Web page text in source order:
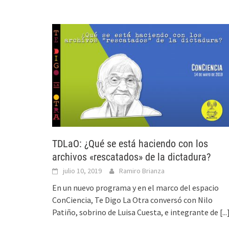
TDLaO: ¿Qué se está haciendo con los
archivos «rescatados» de la dictadura?
julio 10, 2019 Ramiro Brianza
En un nuevo programa y en el marco del espacio
ConCiencia, Te Digo La Otra conversó con Nilo
Patiño, sobrino de Luisa Cuesta, e integrante de